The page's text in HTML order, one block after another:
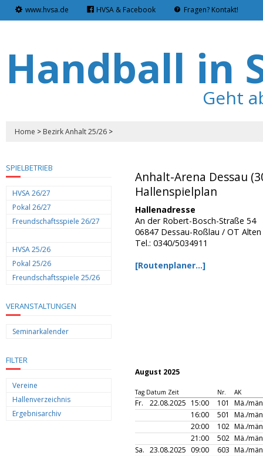
www.hvsa.de HVSA & Facebook Fragen? Kontakt!
Handball in
Geht
Home > Bezirk Anhalt 25/26 >
SPIELBETRIEB
HVSA 26/27
Pokal 26/27
Freundschaftsspiele 26/27
HVSA 25/26
Pokal 25/26
Freundschaftsspiele 25/26
VERANSTALTUNGEN
Seminarkalender
FILTER
Vereine
Hallenverzeichnis
Ergebnisarchiv
Anhalt-Arena Dessau
Hallenspielplan
Hallenadresse
An der Robert-Bosch-Straße 54
06847 Dessau-Roßlau / OT Alten
Tel.: 0340/5034911
[Routenplaner...]
August 2025
Tag Datum Zeit Nr. AK
Fr. 22.08.2025 15:00 101
Mä./
16:00
501
Mä./
20:00
102 Mä./
21:00
502 Mä./
Sa. 23.08.2025 09:00 603 Mä./